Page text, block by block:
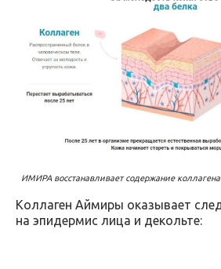
ИМИРА восстанавливает содержание
Коллаген Аймиры оказывает
на эпидермис лица и декольте: